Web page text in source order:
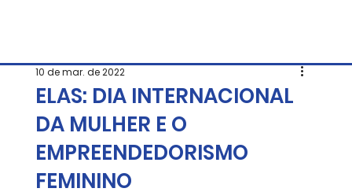
ELAS: DIA INTERNACIONAL
DA MULHER E O
EMPREENDEDORISMO
FEMININO
10 de mar. de 2022